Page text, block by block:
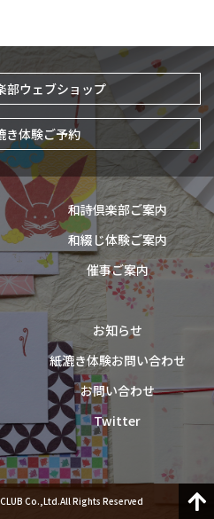
ウェブショップ
体験ご予約
和詩倶楽部ご案内
和綴じ体験ご案内
催事ご案内
お知らせ
紙漉き体験お問い合わせ
お問い合わせ
Twitter
Co.,Ltd.All Rights Reserved